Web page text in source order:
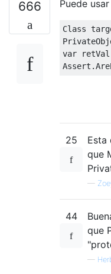
666 Puede
Class
var retVal
Assert .
25
Esta
que
—
44
que
—